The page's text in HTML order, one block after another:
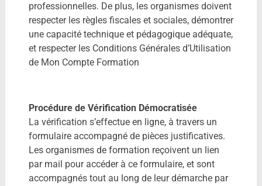
professionnelles. De plus, les organismes doivent
respecter les règles fiscales et sociales, démontrer
une capacité technique et pédagogique adéquate,
et respecter les Conditions Générales d’Utilisation
de Mon Compte Formation
Procédure de Vérification Démocratisée
La vérification s’effectue en ligne, à travers un
formulaire accompagné de pièces justificatives.
Les organismes de formation reçoivent un lien
par mail pour accéder à ce formulaire, et sont
accompagnés tout au long de leur démarche par